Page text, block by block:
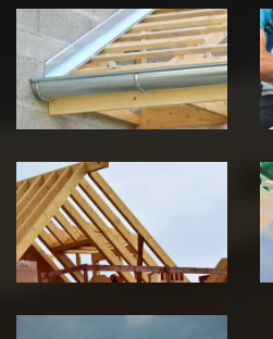
Pose de
Chéneau 39
Jura
Traitement de
charpente 39
Jura
Urgence fuite